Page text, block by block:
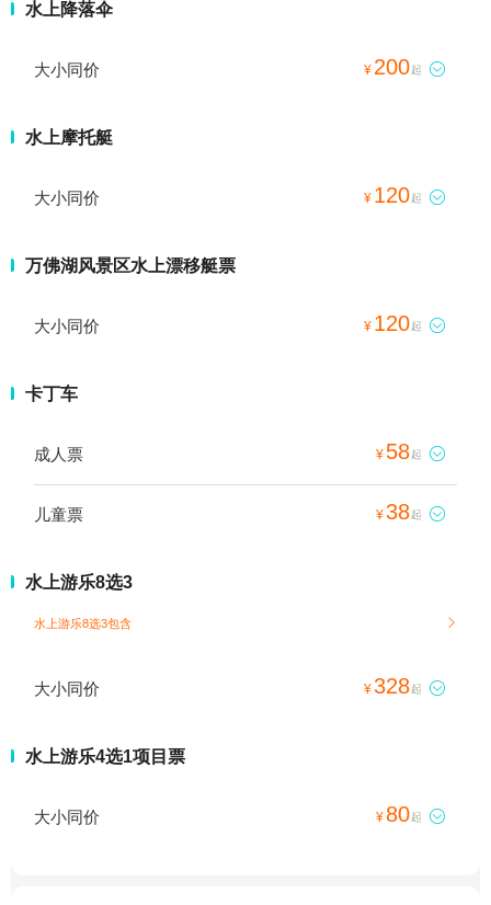
水上降落伞
大小同价 ¥ 200起 
水上摩托艇
大小同价 ¥ 120起 
万佛湖风景区水上漂移艇票
大小同价 ¥ 120起 
卡丁车
成人票 ¥ 58起 
儿童票 ¥38起 
水上游乐8选3
水上游乐8选3包含 
大小同价 ¥328起 
水上游乐4选1项目票
大小同价 ¥ 80起 